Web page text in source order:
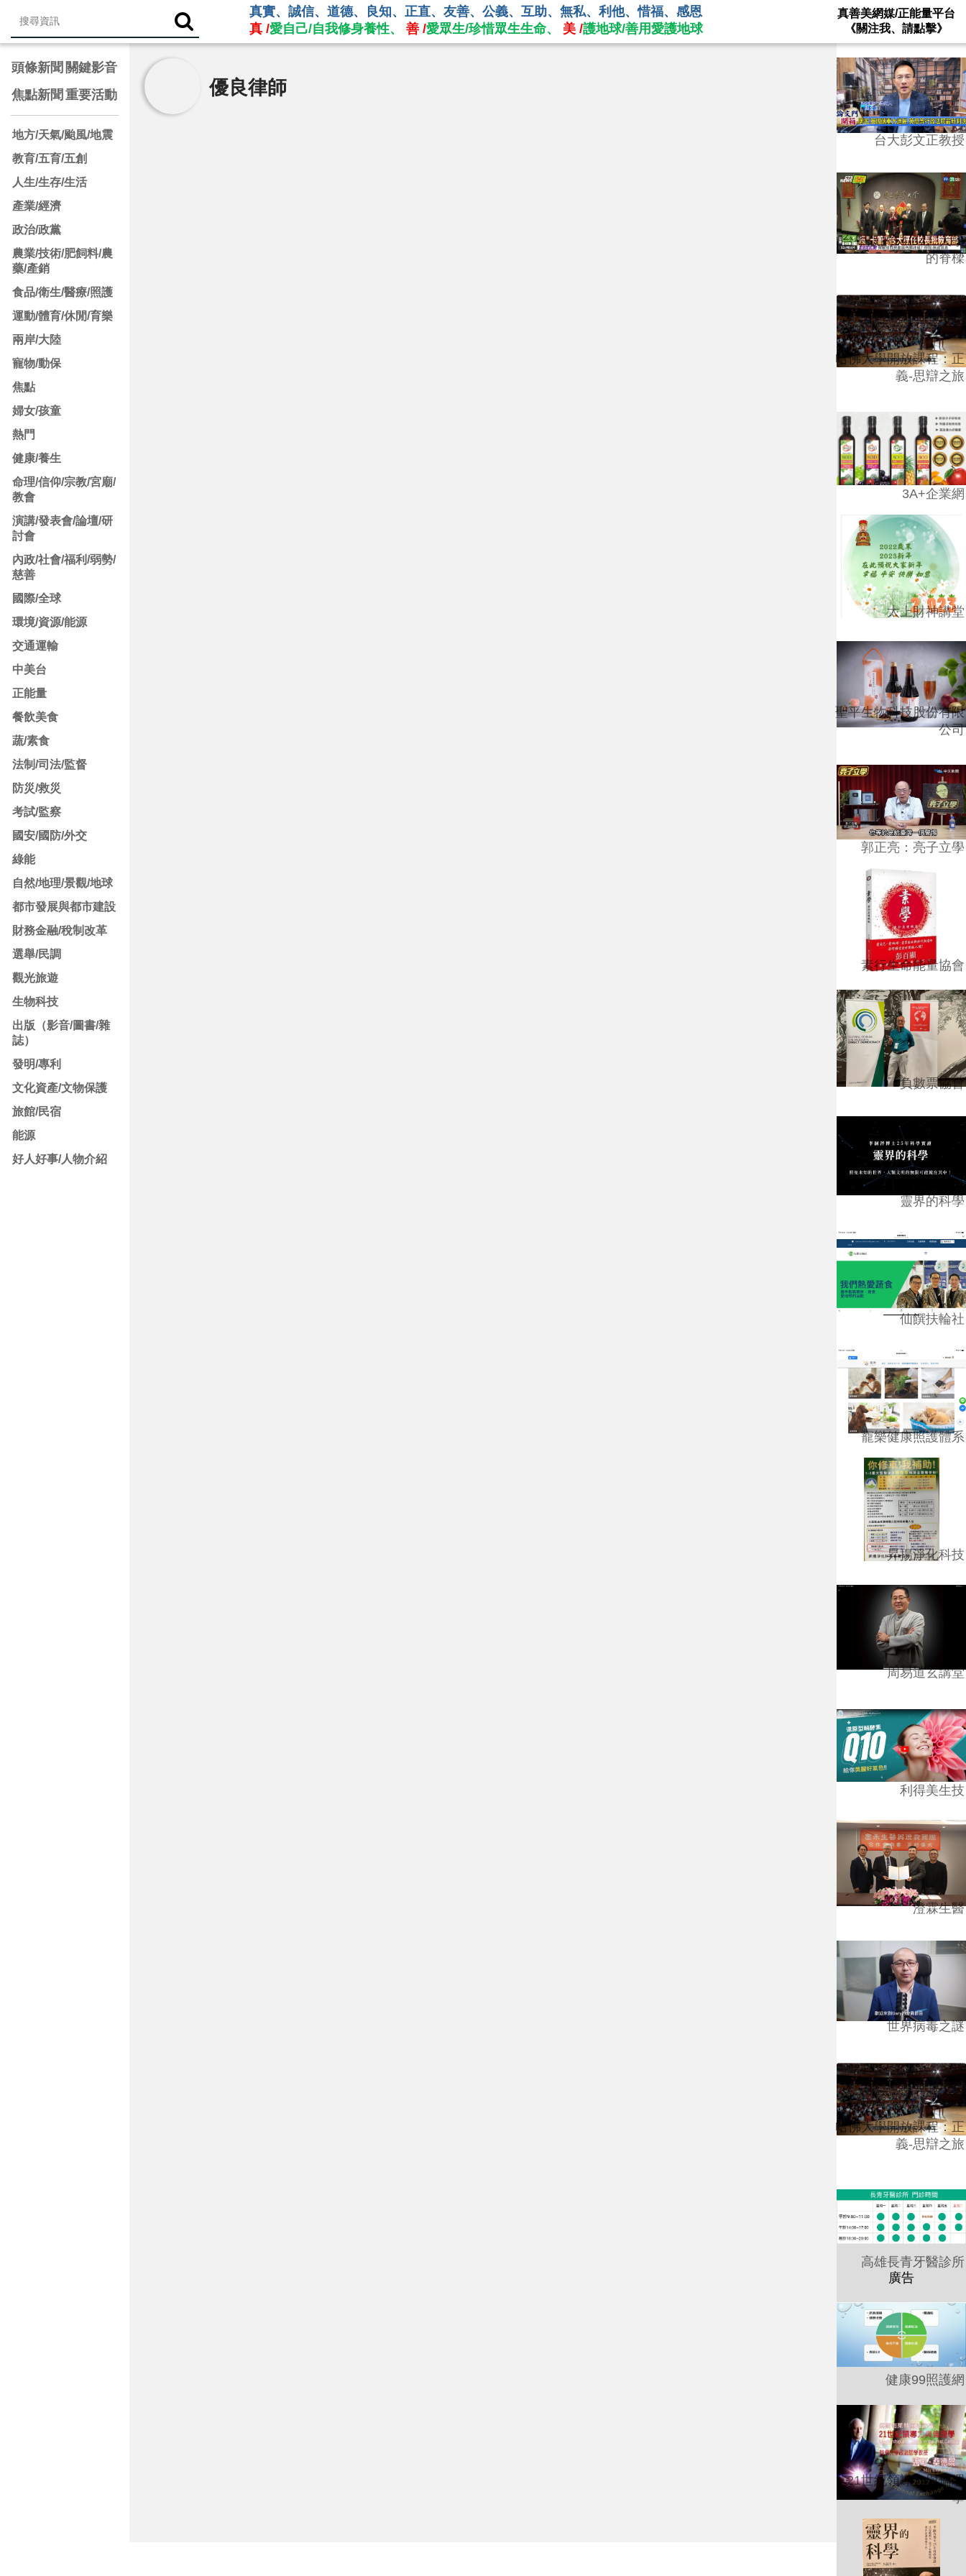
真實、誠信、道德、良知、正直、友善、公義、互助、無私、利他、惜福、感恩
真 /愛自己/自我修身養性、 善 /愛眾生/珍惜眾生生命、 美 /護地球/善用愛護地球
真善美網媒/正能量平台
《關注我、請點擊》
頭條新聞 關鍵影音
焦點新聞 重要活動
地方/天氣/颱風/地震
教育/五育/五創
人生/生存/生活
產業/經濟
政治/政黨
農業/技術/肥飼料/農
藥/產銷
食品/衛生/醫療/照護
運動/體育/休閒/育樂
兩岸/大陸
寵物/動保
焦點
婦女/孩童
熱門
健康/養生
命理/信仰/宗教/宮廟/
教會
演講/發表會/論壇/研
討會
內政/社會/福利/弱勢/
慈善
國際/全球
環境/資源/能源
交通運輸
中美台
正能量
餐飲美食
蔬/素食
法制/司法/監督
防災/救災
考試/監察
國安/國防/外交
綠能
自然/地理/景觀/地球
都市發展與都市建設
財務金融/稅制改革
選舉/民調
觀光旅遊
生物科技
出版（影音/圖書/雜
誌）
發明/專利
文化資產/文物保護
旅館/民宿
能源
好人好事/人物介紹
優良律師
台大彭文正教授
台學版的54/64》大學
的脊樑
哈佛大學開放課程：正
義-思辯之旅
3A+企業網
太上財神講堂
聖平生物科技股份有限
公司
郭正亮：亮子立學
素行生命能量協會
負數票協會
靈界的科學
仙饌扶輪社
寵樂健康照護體系
昇揚淨化科技
周易道玄講堂
利得美生技
澄霖生醫
世界病毒之謎
哈佛大學開放課程：正
義-思辯之旅
高雄長青牙醫診所
健康99照護網
21世紀領導力與倫理
學